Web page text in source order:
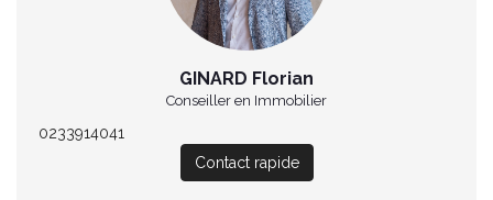
GINARD Florian
Conseiller en Immobilier
0233914041
Contact rapide